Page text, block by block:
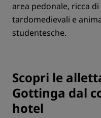
area pedonale, ricca
tardomedievali e
studentesche.
Scopri le
Gottinga dal
hotel